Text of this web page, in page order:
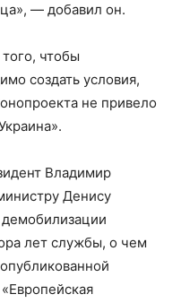
— добавил он.
чтобы
создать условия,
не привело
Владимир
Денису
лет службы, о чем